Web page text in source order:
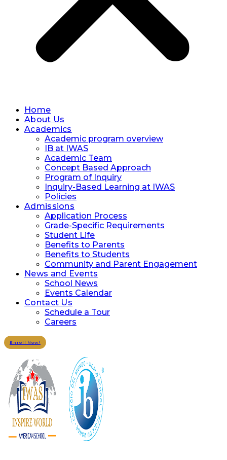
Home
About Us
Academics
Academic program overview
IB at IWAS
Academic Team
Concept Based Approach
Program of Inquiry
Inquiry-Based Learning at IWAS
Policies
Admissions
Application Process
Grade-Specific Requirements
Student Life
Benefits to Parents
Benefits to Students
Community and Parent Engagement
News and Events
School News
Events Calendar
Contact Us
Schedule a Tour
Careers
Enroll Now!